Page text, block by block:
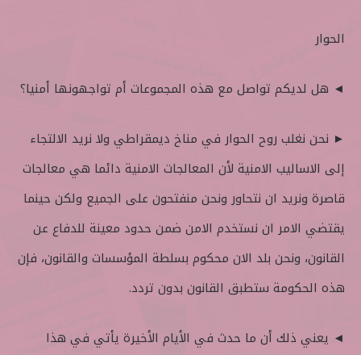
الحوار
◄ هل لديكم تواصل مع هذه المجموعات أم تواجهونها أمنيا؟
► نحن نغلب روح الحوار في مناخ ديمقراطي ولا نريد الالتجاء
إلى الاساليب الامنية لأن المعالجات الامنية دائما هي معالجات
قاصرة ونريد ان نتحاور ونحن منفتحون على الجميع ولكن حينما
يقتضي الامر ان نستخدم الامن ضمن حدود معينة للدفاع عن
القانون، ونحن بلد الان محكوم بسلطة المؤسسات والقانون، فإن
هذه الحكومة ستطبق القانون بدون تردد.
◄ يعني ذلك أن ما حدث في الأيام الأخيرة يأتي في هذا